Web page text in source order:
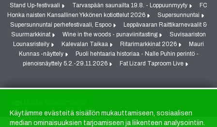
Stand Up-festivaali
Tarvaspään saunailta 19.8. - Loppuunmyyty
FC
Honka naisten Kansallinen Ykkönen kotiottelut 2026
Supersunnuntai
Supersunnuntai perhefestivaali, Espoo
Leppävaaran Raittikarnevaalit &
Suurmarkkinat
Wine in the woods - punaviinitasting
Suvisaariston
Lounasristeily
Kalevalan Taikaa Ritarimarkkinat 2026
Mauri
Kunnas -näyttely
Puoli hehtaaria historiaa - Nalle Puhin perintö -
pienoisnäyttely 5.2.-29.11.2026
Fat Lizard Taproom Live
Evästeet
Käytämme evästeitä sisällön mukauttamiseen, sosiaalisen
median ominaisuuksien tarjoamiseen ja liikenteen analysointiin.